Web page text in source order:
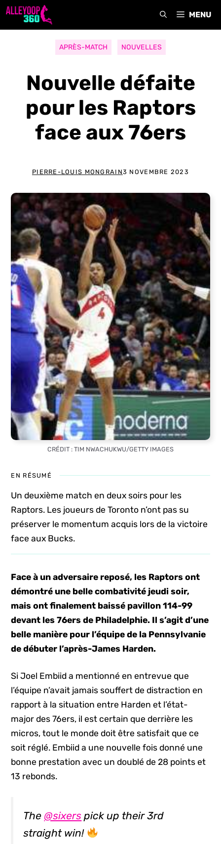
Aller
MENU
APRÈS-MATCH NOUVELLES
Nouvelle défaite
pour les Raptors
face aux 76ers
PIERRE-LOUIS MONGRAIN3 NOVEMBRE 2023
CRÉDIT : TIM NWACHUKWU/GETTY IMAGES
EN RÉSUMÉ
Un deuxième match en deux soirs pour les
Raptors. Les joueurs de Toronto n’ont pas su
préserver le momentum acquis lors de la victoire
face aux Bucks.
Face à un adversaire reposé, les Raptors ont
démontré une belle combativité jeudi soir,
mais ont finalement baissé pavillon 114-99
devant les 76ers de Philadelphie. Il s’agit d’une
belle manière pour l’équipe de la Pennsylvanie
de débuter l’après-James Harden.
Si Joel Embiid a mentionné en entrevue que
l’équipe n’avait jamais souffert de distraction en
rapport à la situation entre Harden et l’état-
major des 76ers, il est certain que derrière les
micros, tout le monde doit être satisfait que ce
soit réglé. Embiid a une nouvelle fois donné une
bonne prestation avec un doublé de 28 points et
13 rebonds.
The @sixers pick up their 3rd
straight win!